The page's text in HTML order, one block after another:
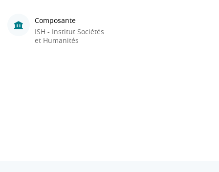
Composante
ISH - Institut Sociétés
et Humanités